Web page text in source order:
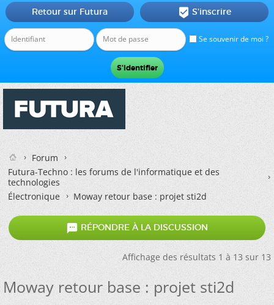
Se souvenir de moi ?
Retour sur Futura  S'inscrire
Forum
Futura-Techno : les forums de l'informatique et des
technologies
Électronique
Moway retour base : projet sti2d
 RÉPONDRE À LA DISCUSSION
Affichage des résultats 1 à 13 sur 13
Moway retour base : projet sti2d